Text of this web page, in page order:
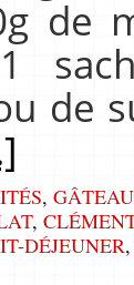
de
de
,
,
DÉJEUNER,